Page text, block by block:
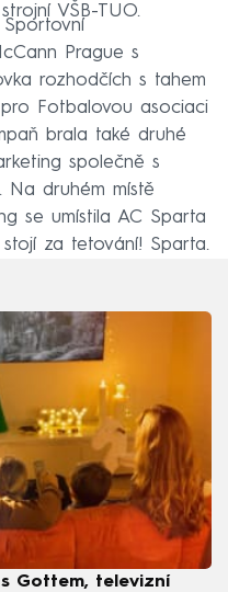
VŠB-TUO.
Prague s
rozhodčích s tahem
Fotbalovou asociaci
brala také druhé
společně s
Na druhém místě
se umístila AC Sparta
za tetování! Sparta.
Gottem, televizní